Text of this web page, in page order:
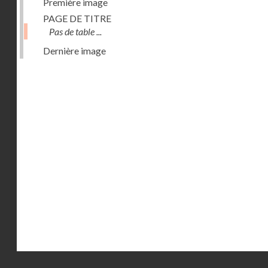
PAGE DE TITRE
Pas de table ...
Dernière image